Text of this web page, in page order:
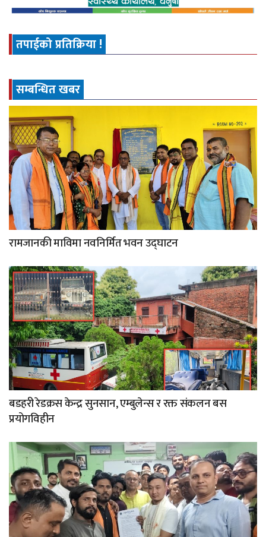
तपाईको प्रतिक्रिया !
सम्बन्धित खबर
रामजानकी माविमा नवनिर्मित भवन उद्घाटन
बडहरी रेडक्रस केन्द्र सुनसान, एम्बुलेन्स र रक्त संकलन बस
प्रयोगविहीन